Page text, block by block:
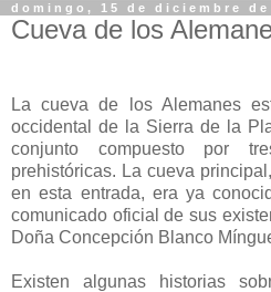
domingo, 15 de diciembre de
Cueva de los
La cueva de los Alemanes
occidental de la Sierra de la
conjunto compuesto por
prehistóricas. La cueva
en esta entrada, era ya
comunicado oficial de sus
Doña Concepción Blanco
Existen algunas historias